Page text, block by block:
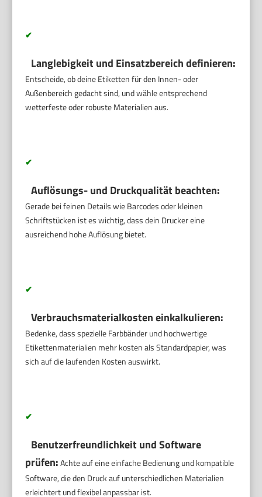
✔
Langlebigkeit und Einsatzbereich definieren:
Entscheide, ob deine Etiketten für den Innen- oder
Außenbereich gedacht sind, und wähle entsprechend
wetterfeste oder robuste Materialien aus.
✔
Auflösungs- und Druckqualität beachten:
Gerade bei feinen Details wie Barcodes oder kleinen
Schriftstücken ist es wichtig, dass dein Drucker eine
ausreichend hohe Auflösung bietet.
✔
Verbrauchsmaterialkosten einkalkulieren:
Bedenke, dass spezielle Farbbänder und hochwertige
Etikettenmaterialien mehr kosten als Standardpapier, was
sich auf die laufenden Kosten auswirkt.
✔
Benutzerfreundlichkeit und Software
prüfen:Achte auf eine einfache Bedienung und kompatible
Software, die den Druck auf unterschiedlichen Materialien
erleichtert und flexibel anpassbar ist.